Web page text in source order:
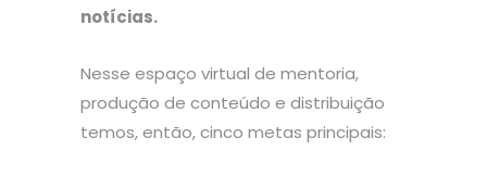
notícias.
Nesse espaço virtual de mentoria,
produção de conteúdo e distribuição
temos, então, cinco metas principais: